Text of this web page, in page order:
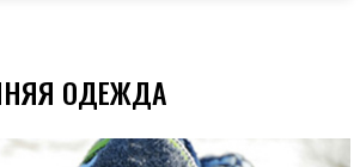
ОДЕЖДА